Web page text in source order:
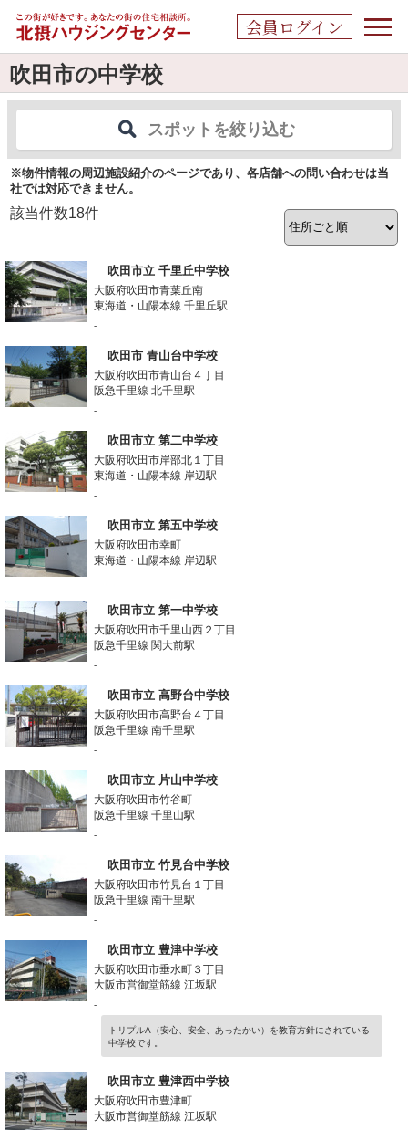
会員ログイン
吹田市の中学校
スポットを絞り込む
※物件情報の周辺施設紹介のページであり、各店舗への問い合わせは当
社では対応できません。
該当件数18件
吹田市立 千里丘中学校
大阪府吹田市青葉丘南
東海道・山陽本線 千里丘駅
-
吹田市 青山台中学校
大阪府吹田市青山台４丁目
阪急千里線 北千里駅
-
吹田市立 第二中学校
大阪府吹田市岸部北１丁目
東海道・山陽本線 岸辺駅
-
吹田市立 第五中学校
大阪府吹田市幸町
東海道・山陽本線 岸辺駅
-
吹田市立 第一中学校
大阪府吹田市千里山西２丁目
阪急千里線 関大前駅
-
吹田市立 高野台中学校
大阪府吹田市高野台４丁目
阪急千里線 南千里駅
-
吹田市立 片山中学校
大阪府吹田市竹谷町
阪急千里線 千里山駅
-
吹田市立 竹見台中学校
大阪府吹田市竹見台１丁目
阪急千里線 南千里駅
-
吹田市立 豊津中学校
大阪府吹田市垂水町３丁目
大阪市営御堂筋線 江坂駅
-
トリプルA（安心、安全、あったかい）を教育方針にされている
中学校です。
吹田市立 豊津西中学校
大阪府吹田市豊津町
大阪市営御堂筋線 江坂駅